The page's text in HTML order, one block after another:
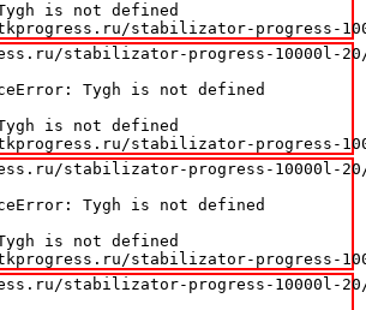
is not defined
stabilizator-progress-
stabilizator-progress-10000l-20/
Tygh is not defined
is not defined
stabilizator-progress-
stabilizator-progress-10000l-20/
Tygh is not defined
is not defined
stabilizator-progress-
stabilizator-progress-10000l-20/